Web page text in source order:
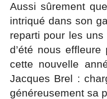
Aussi sûrement
intriqué dans son
reparti pour les
d’été nous
cette nouvelle
Jacques Brel :
généreusement sa